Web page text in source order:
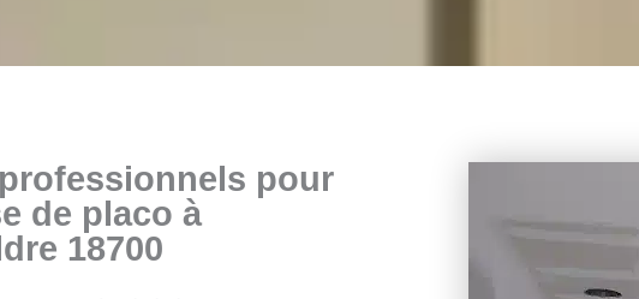
pour
de placo à
18700